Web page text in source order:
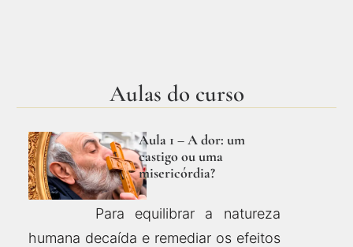
Aulas do curso
Aula 1 – A dor: um
castigo ou uma
misericórdia?
Para equilibrar a natureza
humana decaída e remediar os efeitos